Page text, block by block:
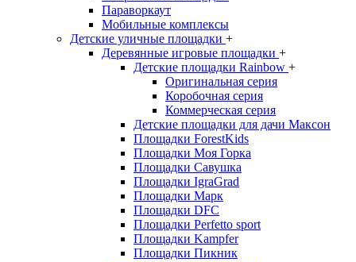
Параворкаут
Мобильные комплексы
Детские уличные площадки +
Деревянные игровые площадки +
Детские площадки Rainbow +
Оригинальная серия
Коробочная серия
Коммерческая серия
Детские площадки для дачи Максон
Площадки ForestKids
Площадки Моя Горка
Площадки Савушка
Площадки IgraGrad
Площадки Марк
Площадки DFC
Площадки Perfetto sport
Площадки Kampfer
Площадки Пикник